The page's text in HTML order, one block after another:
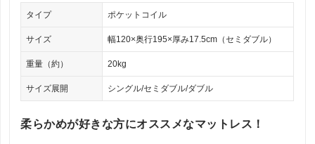
タイプ ポケットコイル
サイズ 幅120×奥行195×厚み17.5cm（セミダブル）
重量（約） 20kg
サイズ展開 シングル/セミダブル/ダブル
柔らかめが好きな方にオススメなマットレス！